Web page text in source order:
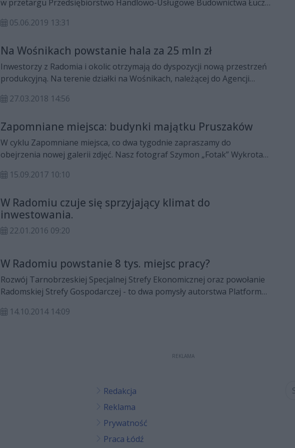
w przetargu Przedsiębiorstwo Handlowo-Usługowe Budownictwa Łucz-
05.06.2019 13:31
Na Wośnikach powstanie hala za 25 mln zł
Inwestorzy z Radomia i okolic otrzymają do dyspozycji nową przestrzeń
produkcyjną. Na terenie działki na Wośnikach, należącej do Agencji
zapleczem socjalno-administracyjnym. Zgodnie z zawartymi umowami
27.03.2018 14:56
Zapomniane miejsca: budynki majątku Pruszaków
W cyklu Zapomniane miejsca, co dwa tygodnie zapraszamy do
obejrzenia nowej galerii zdjęć. Nasz fotograf Szymon „Fotak” Wykrota
mapie Radomia, które utraciły świetność. Dziś zaprasza na teren
15.09.2017 10:10
W Radomiu czuje się sprzyjający klimat do
inwestowania.
22.01.2016 09:20
W Radomiu powstanie 8 tys. miejsc pracy?
Rozwój Tarnobrzeskiej Specjalnej Strefy Ekonomicznej oraz powołanie
Radomskiej Strefy Gospodarczej - to dwa pomysły autorstwa Platformy
Wsparcia na realizację tych projektów ma udzielić m.in. Agencja Rozwoju
14.10.2014 14:09
REKLAMA
Redakcja
Reklama
Prywatność
Praca Łódź